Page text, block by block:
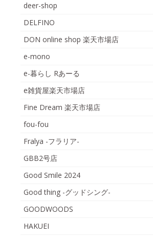
deer-shop
DELFINO
DON online shop 楽天市場店
e-mono
e-暮らし Rあーる
e雑貨屋楽天市場店
Fine Dream 楽天市場店
fou-fou
Fralya -フラリア-
GBB2号店
Good Smile 2024
Good thing -グッドシング-
GOODWOODS
HAKUEI